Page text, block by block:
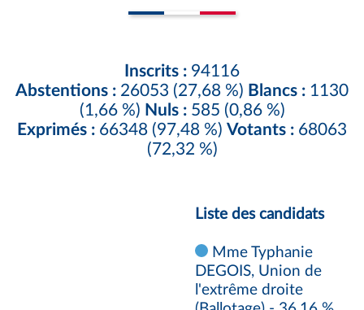
Inscrits : 94116
Abstentions : 26053 (27,68 %) Blancs : 1130
(1,66 %) Nuls :585 (0,86 %)
Exprimés : 66348 (97,48 %) Votants : 68063
(72,32 %)
Liste des candidats
Mme Typhanie
DEGOIS, Union de
l'extrême droite